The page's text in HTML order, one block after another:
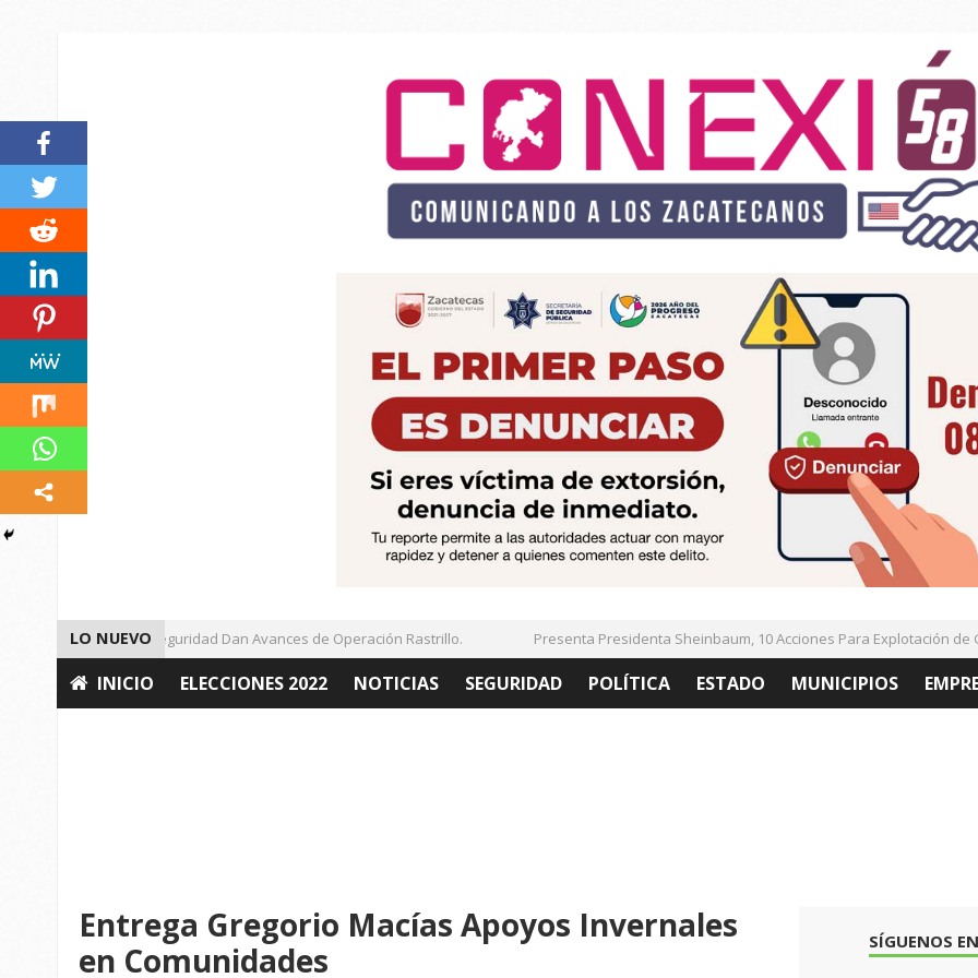
LO NUEVO
Autoridades de Seguridad Dan Avances de Operación Rastrillo. Presenta Presidenta Sheinbaum, 10 Acciones Para Explotación de
INICIO ELECCIONES 2022 NOTICIAS SEGURIDAD POLÍTICA ESTADO MUNICIPIOS
Entrega Gregorio Macías Apoyos Invernales
en Comunidades
SÍGUENOS